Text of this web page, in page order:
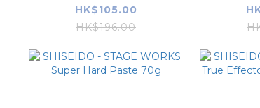
MEDIUM HARD WAX
4
HK$105.00
HK$196.00